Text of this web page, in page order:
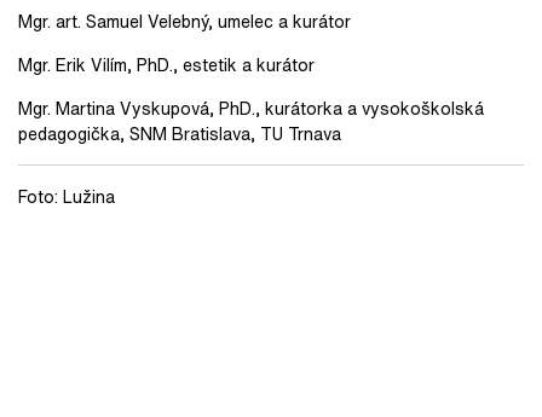
Mgr. art. Samuel Velebný, umelec a kurátor
Mgr. Erik Vilím, PhD., estetik a kurátor
Mgr. Martina Vyskupová, PhD., kurátorka a vysokoškolská
pedagogička, SNM Bratislava, TU Trnava
Foto: Lužina